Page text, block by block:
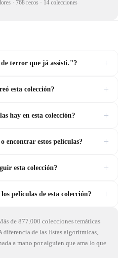
· 768 recos · 14 colecciones
de terror que já assisti."? +
esta colección? +
hay en esta colección? +
encontrar estos películas? +
esta colección? +
películas de esta colección? +
de 877.000 colecciones temáticas
diferencia de las listas algorítmicas,
a mano por alguien que ama lo que